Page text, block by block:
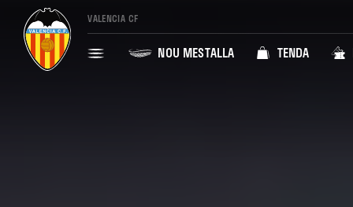
VALENCIA CF
NOU MESTALLA TENDA